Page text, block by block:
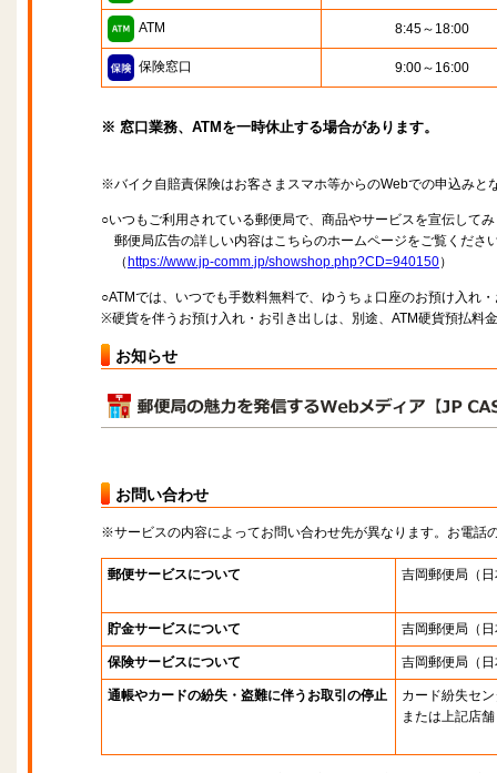
ATM 8:45～18:00
保険窓口 9:00～16:00
※ 窓口業務、ATMを一時休止する場合があります。
※バイク自賠責保険はお客さまスマホ等からのWebでの申込みと
○いつもご利用されている郵便局で、商品やサービスを宣伝して
郵便局広告の詳しい内容はこちらのホームページをご覧くださ
（ https://www.jp-comm.jp/showshop.php?CD=940150）
○ATMでは、いつでも手数料無料で、ゆうちょ口座のお預け入れ
※硬貨を伴うお預け入れ・お引き出しは、別途、ATM硬貨預払料
お知らせ
お問い合わせ
※サービスの内容によってお問い合わせ先が異なります。お電話
郵便サービスについて 吉岡郵便局 （
貯金サービスについて 吉岡郵便局 （
保険サービスについて 吉岡郵便局 （
通帳やカードの紛失・盗難に伴うお取引の停止
カード紛失セ
または上記店舗